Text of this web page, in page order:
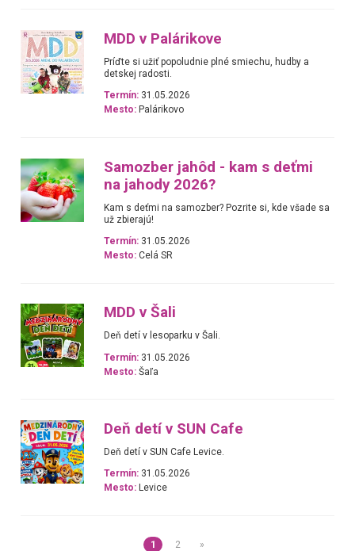
MDD v Palárikove
Príďte si užiť popoludnie plné smiechu, hudby a
detskej radosti.
Termín: 31.05.2026
Mesto: Palárikovo
Samozber jahôd - kam s deťmi
na jahody 2026?
Kam s deťmi na samozber? Pozrite si, kde všade sa
už zbierajú!
Termín: 31.05.2026
Mesto: Celá SR
MDD v Šali
Deň detí v lesoparku v Šali.
Termín: 31.05.2026
Mesto: Šaľa
Deň detí v SUN Cafe
Deň detí v SUN Cafe Levice.
Termín: 31.05.2026
Mesto: Levice
1 2 »